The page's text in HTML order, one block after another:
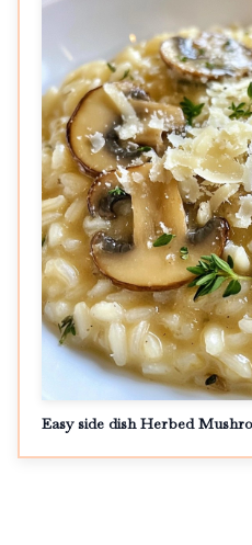
Easy side dish Herbed